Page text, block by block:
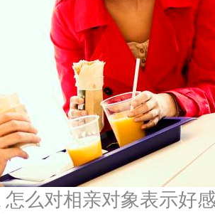
么对相亲对象表示好